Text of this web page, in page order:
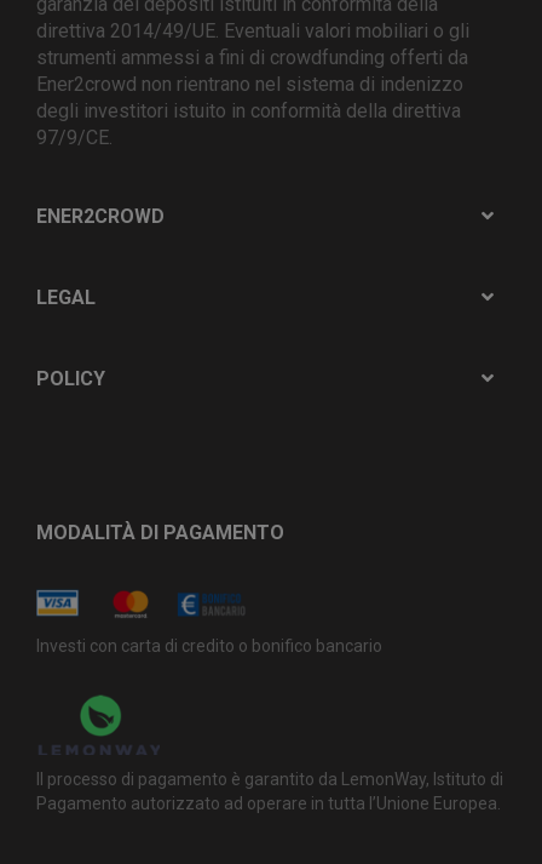
direttiva 2014/49/UE. Eventuali valori mobiliari o gli
strumenti ammessi a fini di crowdfunding offerti da
Ener2crowd non rientrano nel sistema di indenizzo
degli investitori istuito in conformità della direttiva
97/9/CE.
ENER2CROWD
LEGAL
POLICY
MODALITÀ DI PAGAMENTO
Investi con carta di credito o bonifico bancario
Il processo di pagamento è garantito da LemonWay, Istituto di
Pagamento autorizzato ad operare in tutta l’Unione Europea.